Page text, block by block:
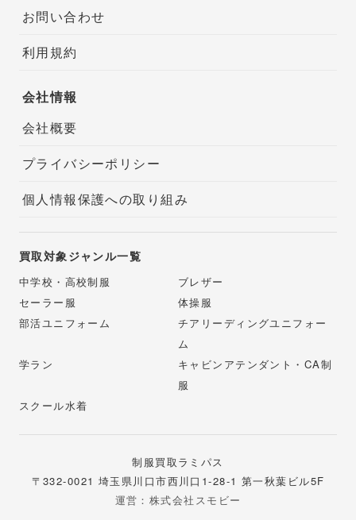
お問い合わせ
利用規約
会社情報
会社概要
プライバシーポリシー
個人情報保護への取り組み
買取対象ジャンル一覧
中学校・高校制服
ブレザー
セーラー服
体操服
部活ユニフォーム
チアリーディングユニフォー
ム
学ラン
キャビンアテンダント・CA制
服
スクール水着
制服買取ラミパス
〒332-0021 埼玉県川口市西川口1-28-1 第一秋葉ビル5F
運営：株式会社スモビー